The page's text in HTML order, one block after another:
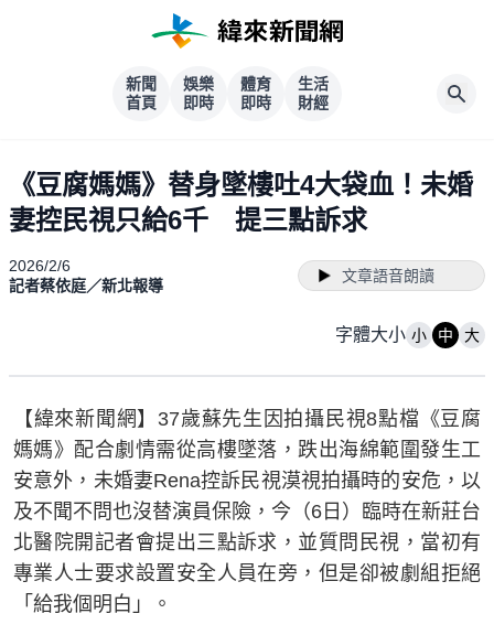
新聞
首頁
娛樂
即時
體育
即時
生活
財經
《豆腐媽媽》替身墜樓吐4大袋血！未婚
妻控民視只給6千 提三點訴求
2026/2/6
記者蔡依庭／新北報導
文章語音朗讀
字體大小 小 中 大
【緯來新聞網】37歲蘇先生因拍攝民視8點檔《豆腐
媽媽》配合劇情需從高樓墜落，跌出海綿範圍發生工
安意外，未婚妻Rena控訴民視漠視拍攝時的安危，以
及不聞不問也沒替演員保險，今（6日）臨時在新莊台
北醫院開記者會提出三點訴求，並質問民視，當初有
專業人士要求設置安全人員在旁，但是卻被劇組拒絕
「給我個明白」。